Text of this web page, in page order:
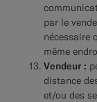
par le
nécessaire
même
Vendeur :
distance
et/ou des